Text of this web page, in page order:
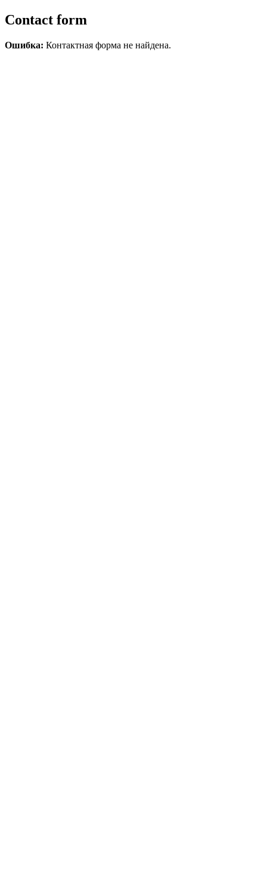
Contact form
Ошибка: Контактная форма не найдена.